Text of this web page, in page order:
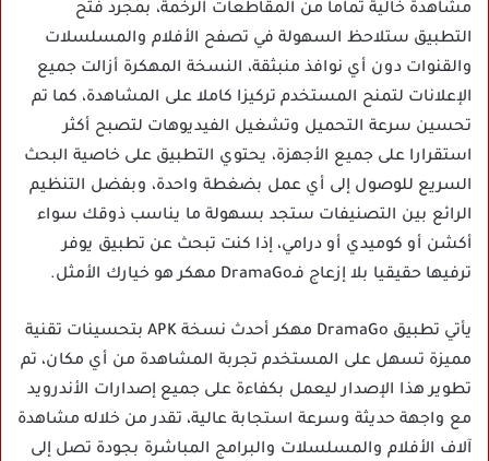
مشاهدة خالية تماما من المقاطعات الرخمة، بمجرد فتح
التطبيق ستلاحظ السهولة في تصفح الأفلام والمسلسلات
والقنوات دون أي نوافذ منبثقة، النسخة المهكرة أزالت جميع
الإعلانات لتمنح المستخدم تركيزا كاملا على المشاهدة، كما تم
تحسين سرعة التحميل وتشغيل الفيديوهات لتصبح أكثر
استقرارا على جميع الأجهزة، يحتوي التطبيق على خاصية البحث
السريع للوصول إلى أي عمل بضغطة واحدة، وبفضل التنظيم
الرائع بين التصنيفات ستجد بسهولة ما يناسب ذوقك سواء
أكشن أو كوميدي أو درامي، إذا كنت تبحث عن تطبيق يوفر
ترفيها حقيقيا بلا إزعاج فـDramaGo مهكر هو خيارك الأمثل.
يأتي تطبيق DramaGo مهكر أحدث نسخة APK بتحسينات تقنية
مميزة تسهل على المستخدم تجربة المشاهدة من أي مكان، تم
تطوير هذا الإصدار ليعمل بكفاءة على جميع إصدارات الأندرويد
مع واجهة حديثة وسرعة استجابة عالية، تقدر من خلاله مشاهدة
آلاف الأفلام والمسلسلات والبرامج المباشرة بجودة تصل إلى